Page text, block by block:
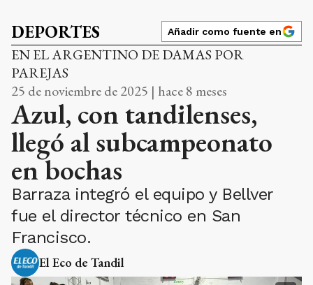
DEPORTES Añadir como fuente en
EN EL ARGENTINO DE DAMAS POR
PAREJAS
25 de noviembre de 2025 | hace 8 meses
Azul, con tandilenses,
llegó al subcampeonato
en bochas
Barraza integró el equipo y Bellver
fue el director técnico en San
Francisco.
El Eco de Tandil